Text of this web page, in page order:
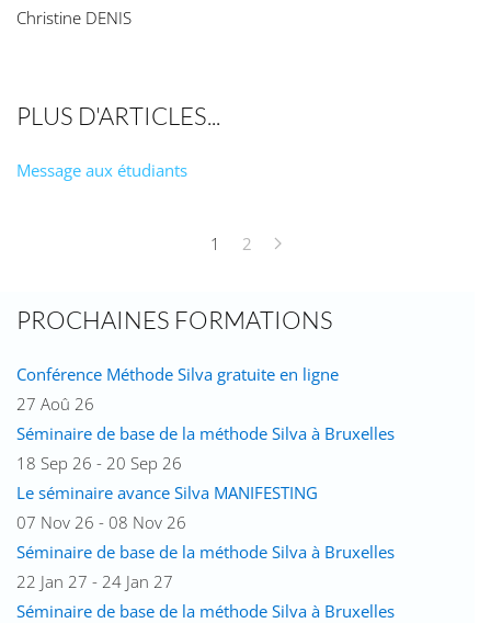
Christine DENIS
PLUS D'ARTICLES...
Message aux étudiants
1 2
PROCHAINES FORMATIONS
Conférence Méthode Silva gratuite en ligne
27 Aoû 26
Séminaire de base de la méthode Silva à Bruxelles
18 Sep 26 - 20 Sep 26
Le séminaire avance Silva MANIFESTING
07 Nov 26 - 08 Nov 26
Séminaire de base de la méthode Silva à Bruxelles
22 Jan 27 - 24 Jan 27
Séminaire de base de la méthode Silva à Bruxelles